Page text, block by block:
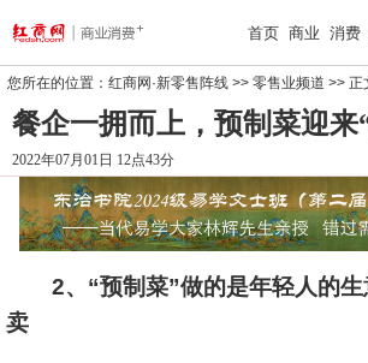
首页 商业 消费
您所在的位置： 红商网·新零售阵线 >> 零售业频道 >> 正
餐企一拥而上，预制菜迎来
2022年07月01日 12点43分
2、“预制菜”做的是年轻人的
卖